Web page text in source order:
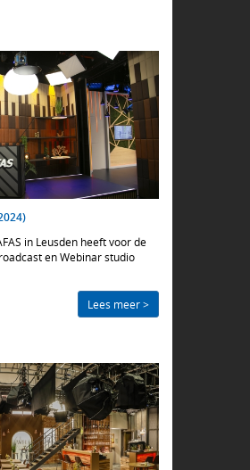
in Leusden heeft voor de
en Webinar studio
Lees meer >